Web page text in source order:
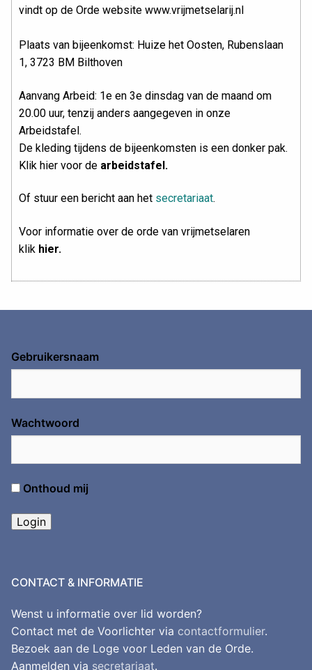
vindt op de Orde website www.vrijmetselarij.nl
Plaats van bijeenkomst: Huize het Oosten, Rubenslaan
1, 3723 BM Bilthoven
Aanvang Arbeid: 1e en 3e dinsdag van de maand om
20.00 uur, tenzij anders aangegeven in onze
Arbeidstafel.
De kleding tijdens de bijeenkomsten is een donker pak.
Klik hier voor de arbeidstafel.
Of stuur een bericht aan het secretariaat.
Voor informatie over de orde van vrijmetselaren
klik hier.
Gebruikersnaam
Wachtwoord
Onthoud mij
CONTACT & INFORMATIE
Wenst u informatie over lid worden?
Contact met de Voorlichter via contactformulier.
Bezoek aan de Loge voor Leden van de Orde.
Aanmelden via secretariaat.